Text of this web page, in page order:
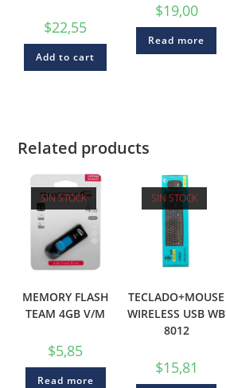
$22,55
Add to cart
$19,00
Read more
Related products
SIN STOCK
MEMORY FLASH
TEAM 4GB V/M
$5,85
Read more
SIN STOCK
TECLADO+MOUSE
WIRELESS USB WB
8012
$15,81